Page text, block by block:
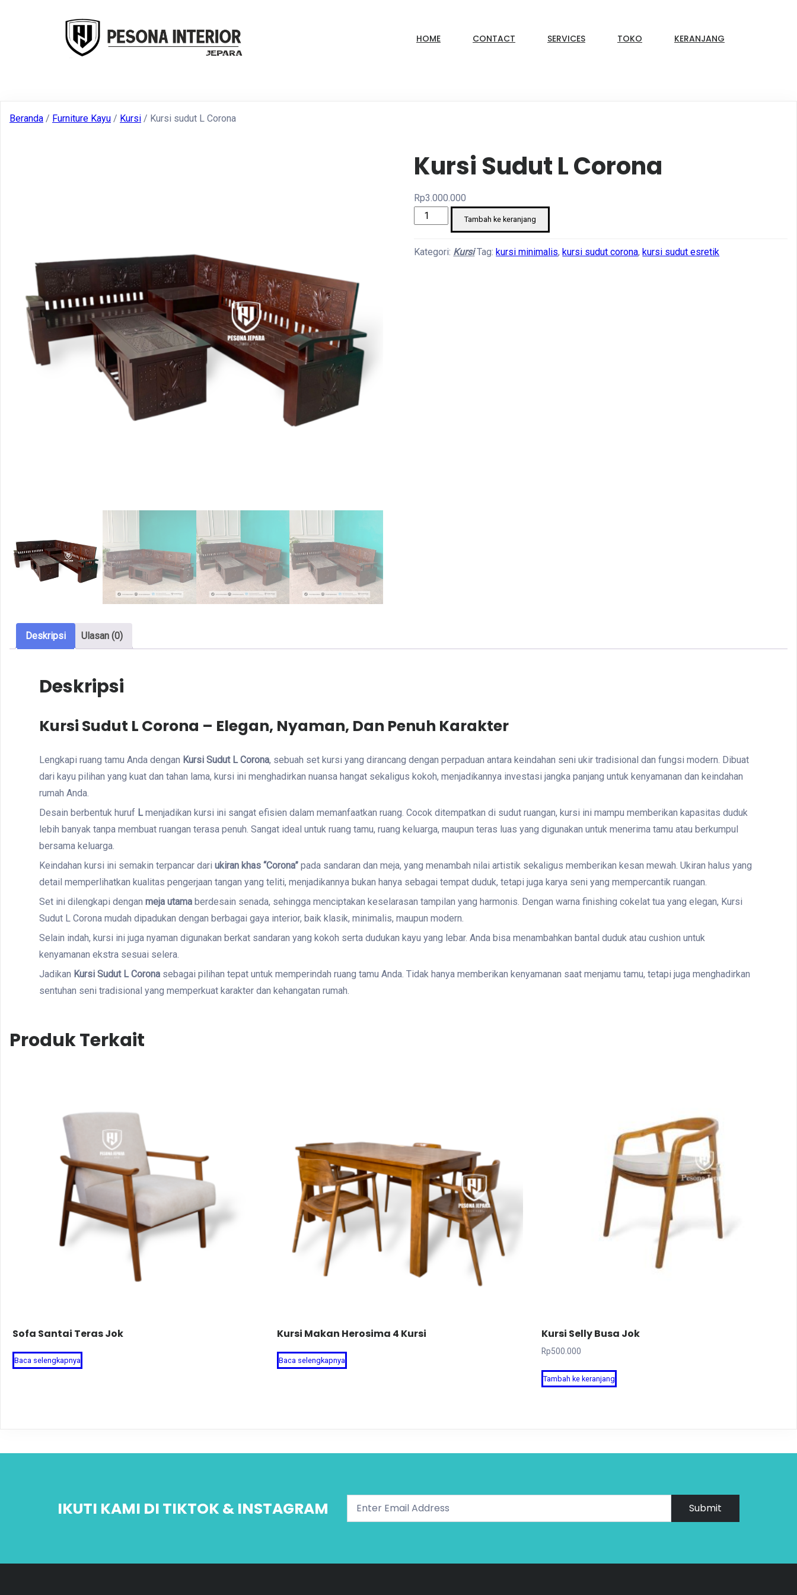
HOME CONTACT SERVICES TOKO KERANJANG
Beranda / Furniture Kayu / Kursi / Kursi sudut L Corona
Kursi Sudut L Corona
Rp3.000.000
Kuantitas
sudut
Tambah ke keranjang
Kategori: Kursi Tag: kursi minimalis, kursi sudut corona, kursi sudut esretik
Deskripsi Ulasan (0)
Deskripsi
Kursi Sudut L Corona – Elegan, Nyaman, Dan Penuh Karakter
Lengkapi ruang tamu Anda dengan Kursi Sudut L Corona, sebuah set kursi yang dirancang dengan perpaduan antara keindahan seni ukir tradisional dan fungsi modern. Dibuat
dari kayu pilihan yang kuat dan tahan lama, kursi ini menghadirkan nuansa hangat sekaligus kokoh, menjadikannya investasi jangka panjang untuk kenyamanan dan keindahan
rumah Anda.
Desain berbentuk huruf Lmenjadikan kursi ini sangat efisien dalam memanfaatkan ruang. Cocok ditempatkan di sudut ruangan, kursi ini mampu memberikan kapasitas duduk
lebih banyak tanpa membuat ruangan terasa penuh. Sangat ideal untuk ruang tamu, ruang keluarga, maupun teras luas yang digunakan untuk menerima tamu atau berkumpul
bersama keluarga.
Keindahan kursi ini semakin terpancar dari ukiran khas “Corona” pada sandaran dan meja, yang menambah nilai artistik sekaligus memberikan kesan mewah. Ukiran halus yang
detail memperlihatkan kualitas pengerjaan tangan yang teliti, menjadikannya bukan hanya sebagai tempat duduk, tetapi juga karya seni yang mempercantik ruangan.
Set ini dilengkapi dengan meja utama berdesain senada, sehingga menciptakan keselarasan tampilan yang harmonis. Dengan warna finishing cokelat tua yang elegan, Kursi
Sudut L Corona mudah dipadukan dengan berbagai gaya interior, baik klasik, minimalis, maupun modern.
Selain indah, kursi ini juga nyaman digunakan berkat sandaran yang kokoh serta dudukan kayu yang lebar. Anda bisa menambahkan bantal duduk atau cushion untuk
kenyamanan ekstra sesuai selera.
Jadikan Kursi Sudut L Corona sebagai pilihan tepat untuk memperindah ruang tamu Anda. Tidak hanya memberikan kenyamanan saat menjamu tamu, tetapi juga menghadirkan
sentuhan seni tradisional yang memperkuat karakter dan kehangatan rumah.
Produk Terkait
Sofa Santai Teras Jok
Baca selengkapnya
Kursi Makan Herosima 4 Kursi
Baca selengkapnya
Kursi Selly Busa Jok
Rp500.000
Tambah ke keranjang
IKUTI KAMI DI TIKTOK & INSTAGRAM Submit